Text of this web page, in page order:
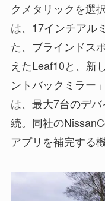
クメタリックを選
は、17インチアル
た、ブラインドス
えたLeaf10と、新
ントバックミラー
は、最大7台のデ
続。同社の
アプリを補完する機